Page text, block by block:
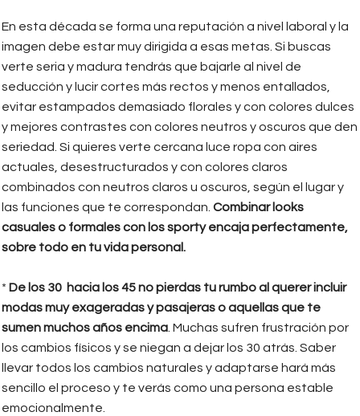
En esta década se forma una reputación a nivel laboral y la
imagen debe estar muy dirigida a esas metas. Si buscas
verte seria y madura tendrás que bajarle al nivel de
seducción y lucir cortes más rectos y menos entallados,
evitar estampados demasiado florales y con colores dulces
y mejores contrastes con colores neutros y oscuros que den
seriedad. Si quieres verte cercana luce ropa con aires
actuales, desestructurados y con colores claros
combinados con neutros claros u oscuros, según el lugar y
las funciones que te correspondan. Combinar looks
casuales o formales con los sporty encaja perfectamente,
sobre todo en tu vida personal.
* De los 30 hacia los 45 no pierdas tu rumbo al querer incluir
modas muy exageradas y pasajeras o aquellas que te
sumen muchos años encima . Muchas sufren frustración por
los cambios físicos y se niegan a dejar los 30 atrás. Saber
llevar todos los cambios naturales y adaptarse hará más
sencillo el proceso y te verás como una persona estable
emocionalmente.